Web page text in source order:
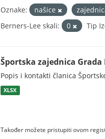
Oznake: našice
Berners-Lee skali:
0 Tip
Športska zajednica Grada
Popis i kontakti članica
XLSX
Također možete pristupiti ovom